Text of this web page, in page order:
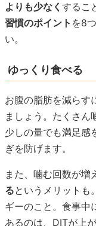
よりも少なく するこ
習慣のポイント を8
い。
ゆっくり食べる
お腹の脂肪を減らす
ましょう。たくさん
少しの量でも満足感
ぎを防げます。
また、噛む回数が増
るというメリットも
ギーのこと。食事中
あるのは、DITが上